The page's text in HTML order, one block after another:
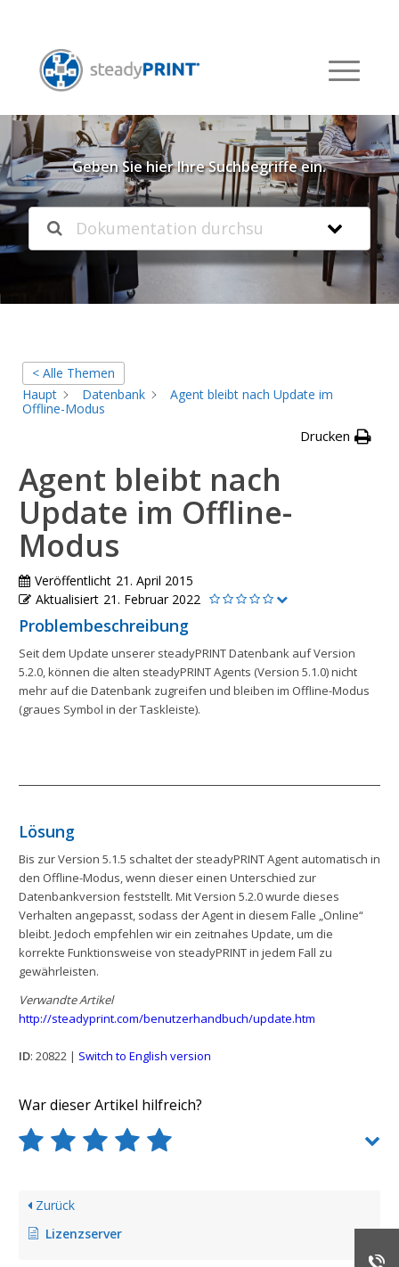
Willkommen in unserer
Knowledgebase
Geben Sie hier Ihre Suchbegriffe ein.
< Alle Themen
Haupt
Datenbank
Agent bleibt nach Update im
Offline-Modus
Drucken
Agent bleibt nach
Update im Offline-
Modus
Veröffentlicht 21. April 2015
Aktualisiert 21. Februar 2022
Problembeschreibung
Seit dem Update unserer steadyPRINT Datenbank auf Version
5.2.0, können die alten steadyPRINT Agents (Version 5.1.0) nicht
mehr auf die Datenbank zugreifen und bleiben im Offline-Modus
(graues Symbol in der Taskleiste).
Lösung
Bis zur Version 5.1.5 schaltet der steadyPRINT Agent automatisch in
den Offline-Modus, wenn dieser einen Unterschied zur
Datenbankversion feststellt. Mit Version 5.2.0 wurde dieses
Verhalten angepasst, sodass der Agent in diesem Falle „Online“
bleibt. Jedoch empfehlen wir ein zeitnahes Update, um die
korrekte Funktionsweise von steadyPRINT in jedem Fall zu
gewährleisten.
Verwandte Artikel
http://steadyprint.com/benutzerhandbuch/update.htm
ID: 20822 | Switch to English version
War dieser Artikel hilfreich?
Zurück
Lizenzserver